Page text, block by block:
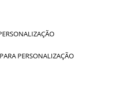
PERSONALIZAÇÃO